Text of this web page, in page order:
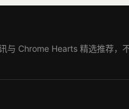
与 Chrome Hearts 精选推荐，